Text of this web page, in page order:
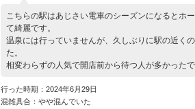
こちらの駅はあじさい電車のシーズンになるとホ
て綺麗です。
温泉には行っていませんが、久しぶりに駅の近く
た。
相変わらずの人気で開店前から待つ人が多かったで
行った時期：2024年6月29日
混雑具合：やや混んでいた